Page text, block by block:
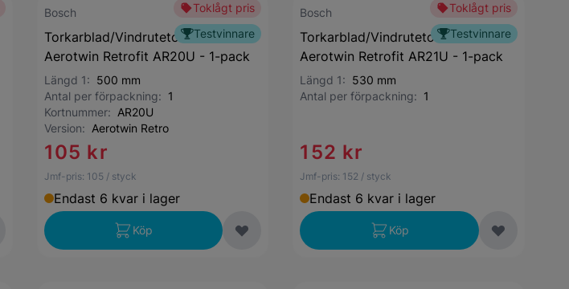
Toklågt pris
Testvinnare
Bosch
Torkarblad/Vindrutetorkare Bosch
Aerotwin Retrofit AR20U - 1-pack
Längd 1: 500 mm
Antal per förpackning: 1
Kortnummer: AR20U
Version: Aerotwin Retro
105 kr
Jmf-pris: 105 / styck
Endast 6 kvar i lager
Köp
Toklågt pris
Testvinnare
Bosch
Torkarblad/Vindrutetorkare Bosch
Aerotwin Retrofit AR21U - 1-pack
Längd 1: 530 mm
Antal per förpackning: 1
152 kr
Jmf-pris: 152 / styck
Endast 6 kvar i lager
Köp